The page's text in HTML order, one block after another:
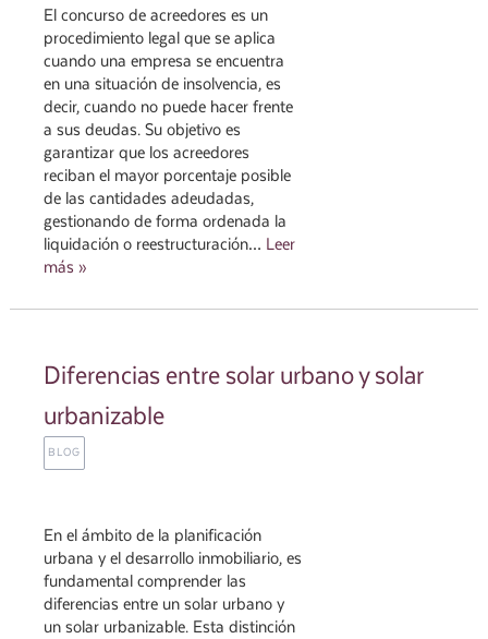
El concurso de acreedores es un
procedimiento legal que se aplica
cuando una empresa se encuentra
en una situación de insolvencia, es
decir, cuando no puede hacer frente
a sus deudas. Su objetivo es
garantizar que los acreedores
reciban el mayor porcentaje posible
de las cantidades adeudadas,
gestionando de forma ordenada la
liquidación o reestructuración… Leer
más »
Diferencias entre solar urbano y solar
urbanizable
BLOG
En el ámbito de la planificación
urbana y el desarrollo inmobiliario, es
fundamental comprender las
diferencias entre un solar urbano y
un solar urbanizable. Esta distinción